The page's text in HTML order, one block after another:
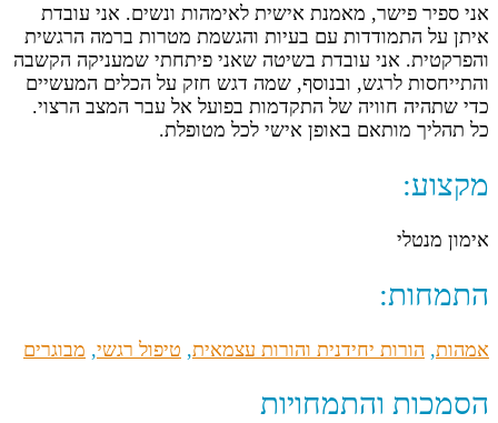
אני ספיר פישר, מאמנת אישית לאימהות ונשים. אני עובדת
איתן על התמודדות עם בעיות והגשמת מטרות ברמה הרגשית
והפרקטית. אני עובדת בשיטה שאני פיתחתי שמעניקה הקשבה
והתייחסות לרגש, ובנוסף, שמה דגש חזק על הכלים המעשיים
כדי שתהיה חוויה של התקדמות בפועל אל עבר המצב הרצוי.
כל תהליך מותאם באופן אישי לכל מטופלת.
מקצוע:
אימון מנטלי
התמחות:
אמהות, הורות יחידנית והורות עצמאית, טיפול רגשי, מבוגרים
הסמכות והתמחויות